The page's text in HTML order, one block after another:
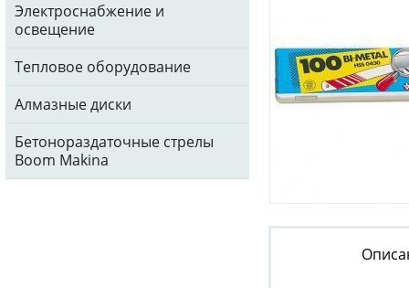
Электроснабжение и
освещение
Тепловое оборудование
Алмазные диски
Бетонораздаточные стрелы
Boom Makina